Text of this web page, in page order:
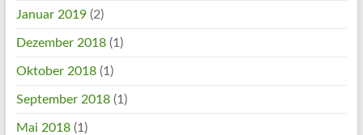
Januar 2019(2)
Dezember 2018(1)
Oktober 2018(1)
September 2018(1)
Mai 2018(1)